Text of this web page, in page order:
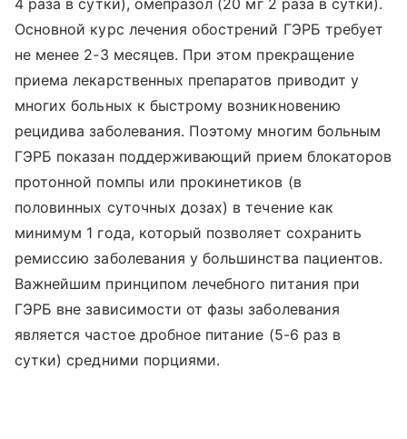
4 раза в сутки), омепразол (20 мг 2 раза в сутки).
Основной курс лечения обострений ГЭРБ требует
не менее 2-3 месяцев. При этом прекращение
приема лекарственных препаратов приводит у
многих больных к быстрому возникновению
рецидива заболевания. Поэтому многим больным
ГЭРБ показан поддерживающий прием блокаторов
протонной помпы или прокинетиков (в
половинных суточных дозах) в течение как
минимум 1 года, который позволяет сохранить
ремиссию заболевания у большинства пациентов.
Важнейшим принципом лечебного питания при
ГЭРБ вне зависимости от фазы заболевания
является частое дробное питание (5-6 раз в
сутки) средними порциями.